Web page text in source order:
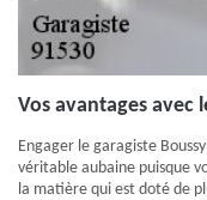
Vos avantages avec
Engager le garagiste
véritable aubaine puisque
la matière qui est doté de